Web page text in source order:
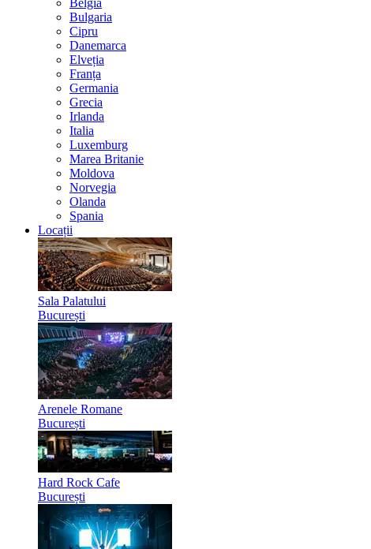
Belgia
Bulgaria
Cipru
Danemarca
Elveția
Franța
Germania
Grecia
Irlanda
Italia
Luxemburg
Marea Britanie
Moldova
Norvegia
Olanda
Spania
Locații
Sala Palatului
București
Arenele Romane
București
Hard Rock Cafe
București